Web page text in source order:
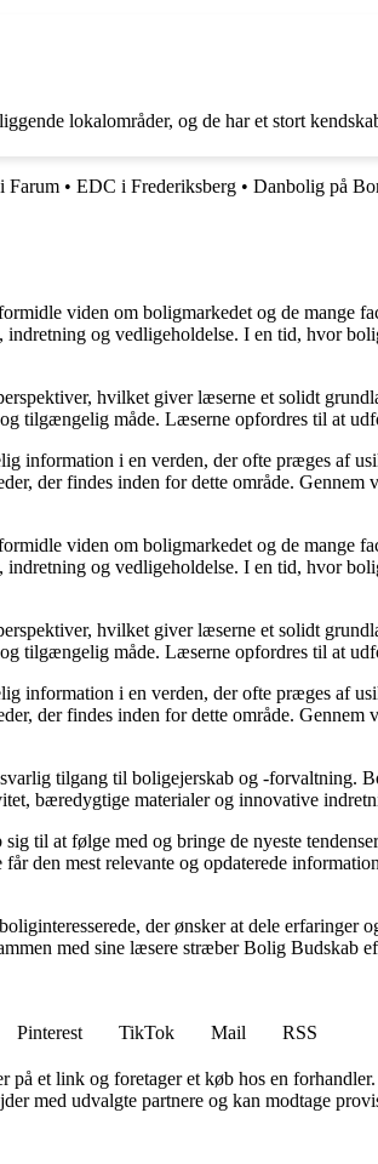
lokalområder, og de har et stort
Farum • EDC i Frederiksberg • Danbolig på
viden om boligmarkedet og de mange
og vedligeholdelse. I en tid, hvor
hvilket giver læserne et solidt
tilgængelig måde. Læserne opfordres til at
information i en verden, der ofte præges af
der findes inden for dette område.
viden om boligmarkedet og de mange
og vedligeholdelse. I en tid, hvor
hvilket giver læserne et solidt
tilgængelig måde. Læserne opfordres til at
information i en verden, der ofte præges af
der findes inden for dette område.
tilgang til boligejerskab og -forvaltning.
bæredygtige materialer og innovative
til at følge med og bringe de nyeste
den mest relevante og opdaterede
der ønsker at dele
med sine læsere stræber Bolig
Pinterest TikTok Mail
RSS
et link og foretager et køb hos en forhandler.
med udvalgte partnere og kan modtage